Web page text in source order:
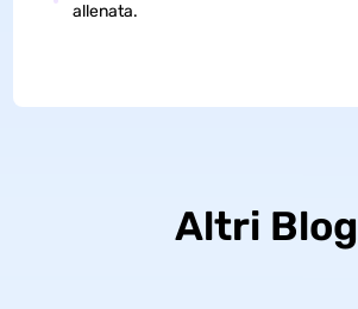
allenata.
Altri Blog